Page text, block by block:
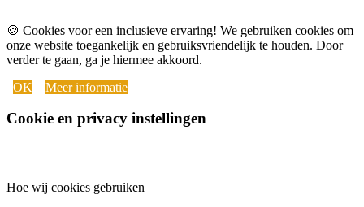
🍪 Cookies voor een inclusieve ervaring! We gebruiken cookies om
onze website toegankelijk en gebruiksvriendelijk te houden. Door
verder te gaan, ga je hiermee akkoord.
OK
Meer informatie
Cookie en privacy instellingen
Hoe wij cookies gebruiken